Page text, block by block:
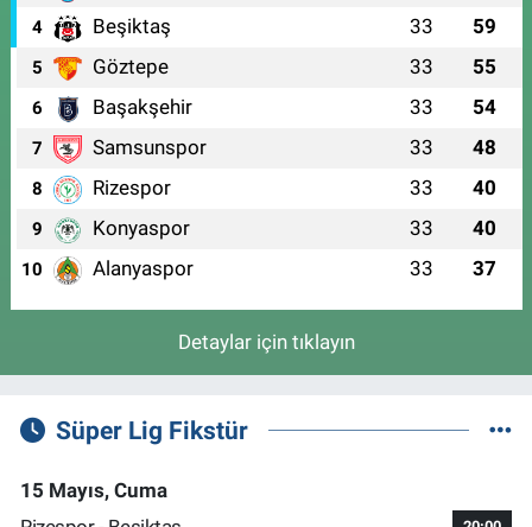
4 Beşiktaş 33 59
5 Göztepe 33 55
6 Başakşehir 33 54
7 Samsunspor 33 48
8 Rizespor 33 40
9 Konyaspor 33 40
10 Alanyaspor 33 37
Detaylar için tıklayın
Süper Lig Fikstür
15 Mayıs, Cuma